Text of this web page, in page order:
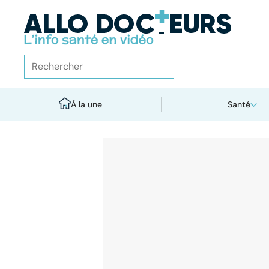
À la une Santé